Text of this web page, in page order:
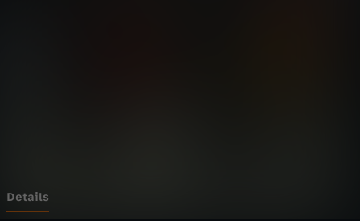
t
Details